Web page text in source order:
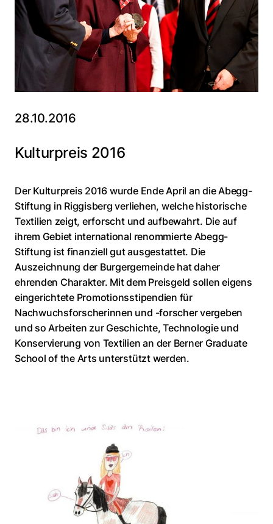
28.10.2016
Kulturpreis 2016
Der Kulturpreis 2016 wurde Ende April an die Abegg-
Stiftung in Riggisberg verliehen, welche historische
Textilien zeigt, erforscht und aufbewahrt. Die auf
ihrem Gebiet international renommierte Abegg-
Stiftung ist finanziell gut ausgestattet. Die
Auszeichnung der Burgergemeinde hat daher
ehrenden Charakter. Mit dem Preisgeld sollen eigens
eingerichtete Promotionsstipendien für
Nachwuchsforscherinnen und -forscher vergeben
und so Arbeiten zur Geschichte, Technologie und
Konservierung von Textilien an der Berner Graduate
School of the Arts unterstützt werden.